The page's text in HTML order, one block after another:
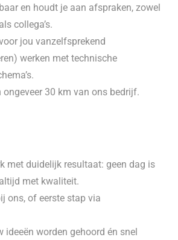
en houdt je aan afspraken, zowel
collega’s.
jou vanzelfsprekend
werken met technische
30 km van ons bedrijf.
met duidelijk resultaat: geen dag is
met kwaliteit.
ons, of eerste stap via
ideeën worden gehoord én snel